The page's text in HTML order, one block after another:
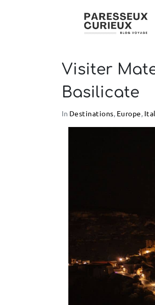
Visiter
Basilicate
In Destinations, Europe,